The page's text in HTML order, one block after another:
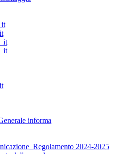
informa
2024-2025